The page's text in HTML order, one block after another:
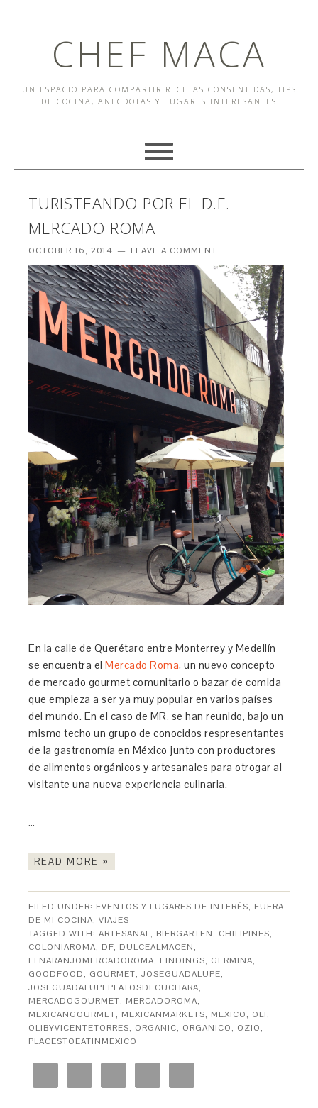
CHEF MACA
UN ESPACIO PARA COMPARTIR RECETAS CONSENTIDAS, TIPS
DE COCINA, ANECDOTAS Y LUGARES INTERESANTES
TURISTEANDO POR EL D.F.
MERCADO ROMA
OCTOBER 16, 2014 LEAVE A COMMENT
En la calle de Querétaro entre Monterrey y Medellín
se encuentra elMercado Roma, un nuevo concepto
de mercado gourmet comunitario o bazar de comida
que empieza a ser ya muy popular en varios países
del mundo. En el caso de MR, se han reunido, bajo un
mismo techo un grupo de conocidos respresentantes
de la gastronomía en México junto con productores
de alimentos orgánicos y artesanales para otrogar al
visitante una nueva experiencia culinaria.
…
READ MORE »
FILED UNDER: EVENTOS Y LUGARES DE INTERÉS, FUERA
DE MI COCINA,VIAJES
TAGGED WITH:ARTESANAL, BIERGARTEN, CHILIPINES,
COLONIAROMA, DF, DULCEALMACEN,
ELNARANJOMERCADOROMA, FINDINGS, GERMINA,
GOODFOOD, GOURMET,JOSEGUADALUPE,
JOSEGUADALUPEPLATOSDECUCHARA,
MERCADOGOURMET, MERCADOROMA,
MEXICANGOURMET, MEXICANMARKETS, MEXICO, OLI,
OLIBYVICENTETORRES, ORGANIC, ORGANICO, OZIO,
PLACESTOEATINMEXICO